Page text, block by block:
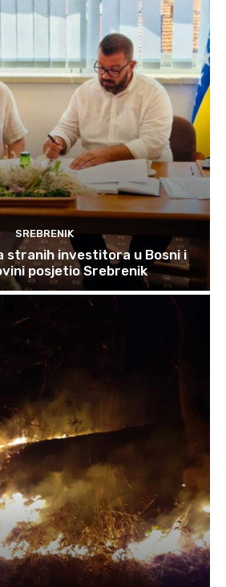
SREBRENIK
stranih investitora u Bosni i
posjetio Srebrenik